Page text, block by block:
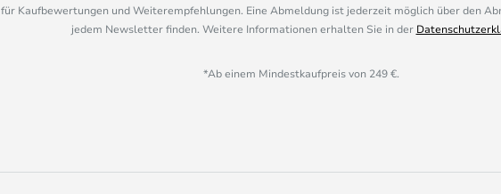
für Kaufbewertungen und Weiterempfehlungen. Eine Abmeldung ist jederzeit möglich über den
jedem Newsletter finden. Weitere Informationen erhalten Sie in der
*Ab einem Mindestkaufpreis von 249 €.